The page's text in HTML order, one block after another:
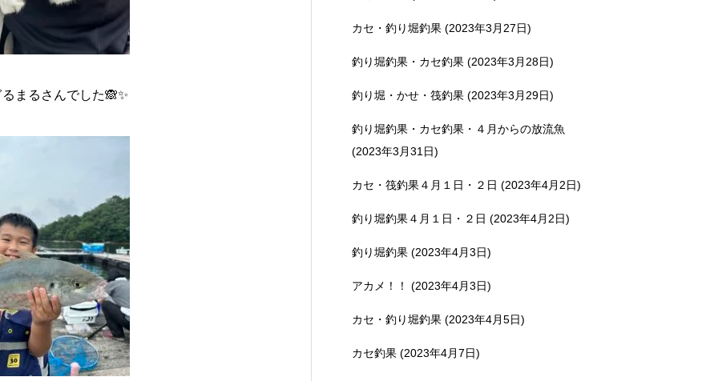
まるさんでした🙈✨
カセ・釣り堀釣果 (2023年3月27日)
釣り堀釣果・カセ釣果 (2023年3月28日)
釣り堀・かせ・筏釣果 (2023年3月29日)
釣り堀釣果・カセ釣果・４月からの放流魚
(2023年3月31日)
カセ・筏釣果４月１日・２日 (2023年4月2日)
釣り堀釣果４月１日・２日 (2023年4月2日)
釣り堀釣果 (2023年4月3日)
アカメ！！ (2023年4月3日)
カセ・釣り堀釣果 (2023年4月5日)
カセ釣果 (2023年4月7日)